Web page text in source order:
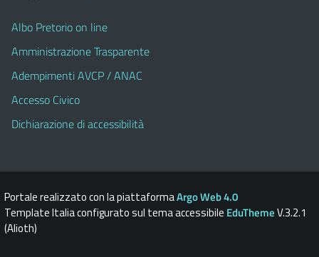
Albo Pretorio on line
Amministrazione Trasparente
Adempimenti AVCP / ANAC
Accesso Civico
Dichiarazione di accessibilità
Portale realizzato con la piattaformaArgo Web 4.0
Template Italia configurato sul tema accessibile EduThemeV.3.2.1
(Alioth)